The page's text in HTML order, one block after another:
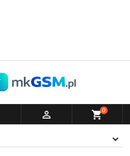
 shopping_cart0